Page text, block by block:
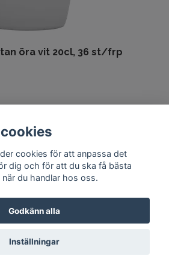
öra vit 20cl, 36 st/frp
cookies för att anpassa det
dig och för att du ska få bästa
du handlar hos oss.
Godkänn alla
Inställningar